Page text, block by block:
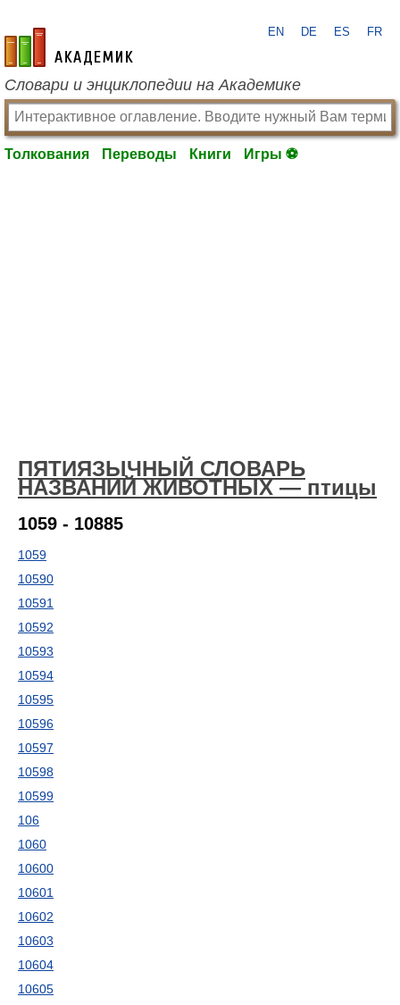
academic.ru
EN DE ES FR
Словари и энциклопедии на Академике
Толкования Переводы Книги Игры ⚽
ПЯТИЯЗЫЧНЫЙ СЛОВАРЬ
НАЗВАНИЙ ЖИВОТНЫХ — птицы
1059 - 10885
1059
10590
10591
10592
10593
10594
10595
10596
10597
10598
10599
106
1060
10600
10601
10602
10603
10604
10605